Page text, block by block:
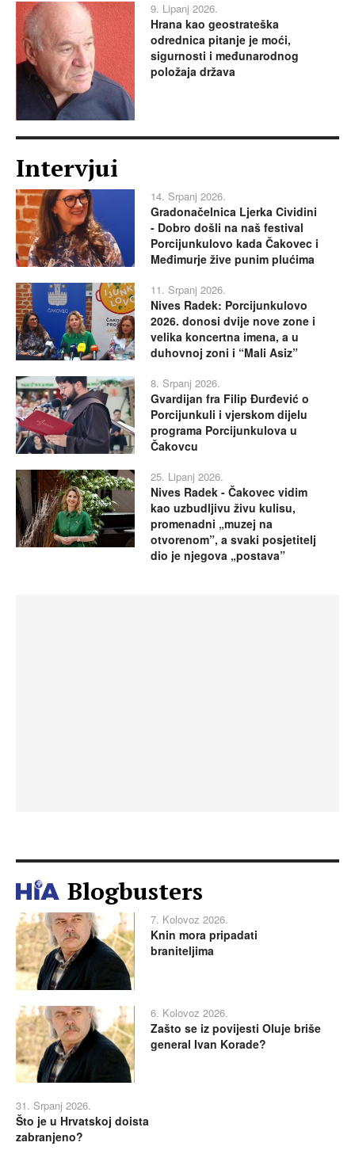
9. Lipanj 2026.
Hrana kao geostrateška
odrednica pitanje je moći,
sigurnosti i međunarodnog
položaja država
Intervjui
14. Srpanj 2026.
Gradonačelnica Ljerka Cividini
- Dobro došli na naš festival
Porcijunkulovo kada Čakovec i
Međimurje žive punim plućima
11. Srpanj 2026.
Nives Radek: Porcijunkulovo
2026. donosi dvije nove zone i
velika koncertna imena, a u
duhovnoj zoni i “Mali Asiz”
8. Srpanj 2026.
Gvardijan fra Filip Đurđević o
Porcijunkuli i vjerskom dijelu
programa Porcijunkulova u
Čakovcu
25. Lipanj 2026.
Nives Radek - Čakovec vidim
kao uzbudljivu živu kulisu,
promenadni „muzej na
otvorenom”, a svaki posjetitelj
dio je njegova „postava”
Blogbusters
7. Kolovoz 2026.
Knin mora pripadati
braniteljima
6. Kolovoz 2026.
Zašto se iz povijesti Oluje briše
general Ivan Korade?
31. Srpanj 2026.
Što je u Hrvatskoj doista
zabranjeno?